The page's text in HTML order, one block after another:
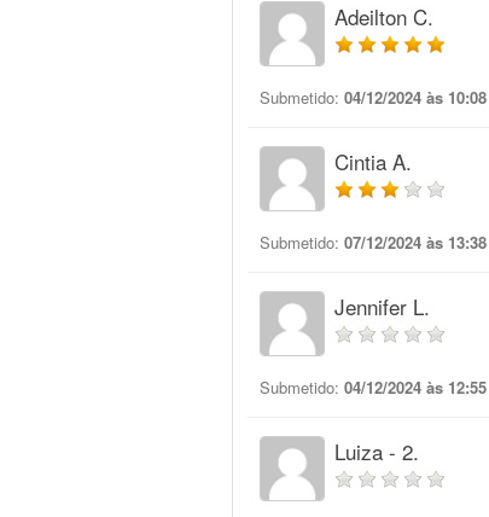
Adeilton C.
Submetido: 04/12/2024 às 10:08
Cintia A.
Submetido: 07/12/2024 às 13:38
Jennifer L.
Submetido: 04/12/2024 às 12:55
Luiza - 2.